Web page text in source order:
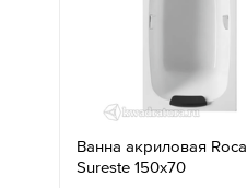
Ванна акриловая Roca
Sureste 150х70